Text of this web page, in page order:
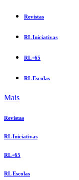
Revistas
RL Iniciativas
RL+65
RL Escolas
Mais
Revistas
RL Iniciativas
RL+65
RL Escolas